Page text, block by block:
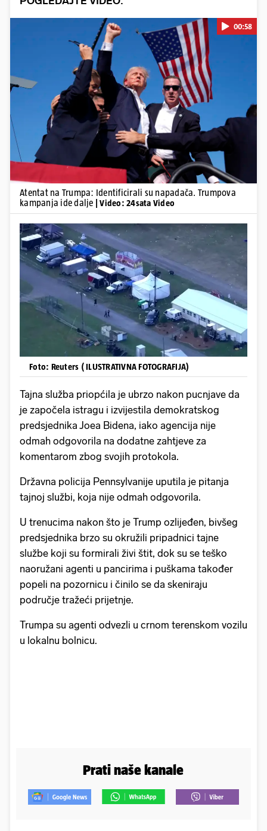
Pokretanje videa...
00:58
Atentat na Trumpa: Identificirali su napadača. Trumpova
kampanja ide dalje
| Video: 24sata Video
Foto: Reuters ( ILUSTRATIVNA FOTOGRAFIJA)
Tajna služba priopćila je ubrzo nakon pucnjave da
je započela istragu i izvijestila demokratskog
predsjednika Joea Bidena, iako agencija nije
odmah odgovorila na dodatne zahtjeve za
komentarom zbog svojih protokola.
Državna policija Pennsylvanije uputila je pitanja
tajnoj službi, koja nije odmah odgovorila.
U trenucima nakon što je Trump ozlijeđen, bivšeg
predsjednika brzo su okružili pripadnici tajne
službe koji su formirali živi štit, dok su se teško
naoružani agenti u pancirima i puškama također
popeli na pozornicu i činilo se da skeniraju
područje tražeći prijetnje.
Trumpa su agenti odvezli u crnom terenskom vozilu
u lokalnu bolnicu.
Prati naše kanale